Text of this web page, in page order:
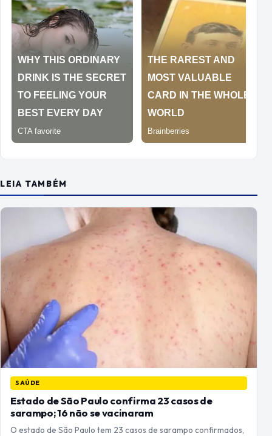
LEIA TAMBÉM
SAÚDE
Estado de São Paulo confirma 23 casos de
sarampo; 16 não se vacinaram
O estado de São Paulo tem 23 casos de sarampo confirmados,